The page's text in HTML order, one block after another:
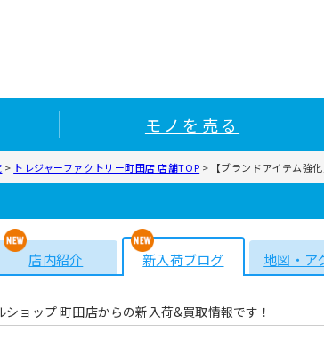
モノを売る
> トレジャーファクトリー町田店 店舗TOP > 【ブランドアイテム強
店内紹介 新入荷ブログ 地図・ア
ョップ 町田店からの新入荷&買取情報です！